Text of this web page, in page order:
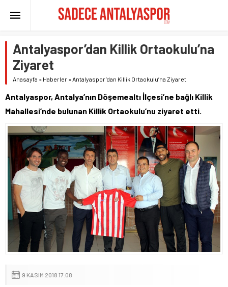
Antalyaspor’dan Killik Ortaokulu’na
Ziyaret
Anasayfa » Haberler »Antalyaspor’dan Killik Ortaokulu’na Ziyaret
Antalyaspor, Antalya’nın Döşemealtı İlçesi’ne bağlı Killik
Mahallesi’nde bulunan Killik Ortaokulu’nu ziyaret etti.
9 KASIM 2018 17:08